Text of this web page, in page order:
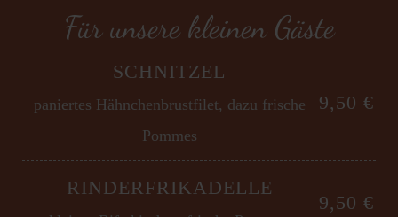
Für unsere kleinen Gäste
SCHNITZEL
paniertes Hähnchenbrustfilet, dazu frische
Pommes
9,50 €
RINDERFRIKADELLE
9,50 €